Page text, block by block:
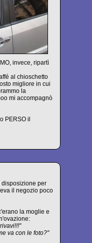
invece, ripartì
al chioschetto
migliore in cui
la
mi accompagnò
PERSO il
disposizione per
il negozio poco
la moglie e
va con le foto?"